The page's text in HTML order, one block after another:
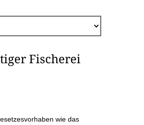
Fischerei
wie das